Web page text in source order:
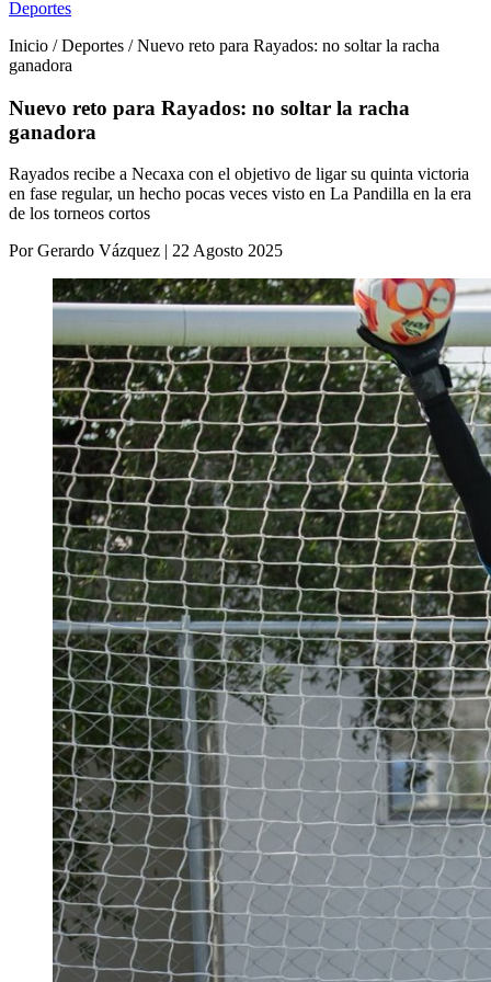
Deportes
Inicio / Deportes / Nuevo reto para Rayados: no soltar la racha
ganadora
Nuevo reto para Rayados: no soltar la racha
ganadora
Rayados recibe a Necaxa con el objetivo de ligar su quinta victoria
en fase regular, un hecho pocas veces visto en La Pandilla en la era
de los torneos cortos
Por Gerardo Vázquez | 22 Agosto 2025